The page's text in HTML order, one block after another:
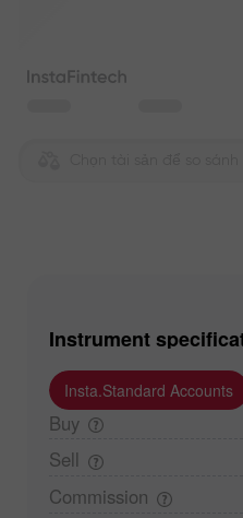
Instrument
Insta.Standard Accounts
Buy
Sell
Commission